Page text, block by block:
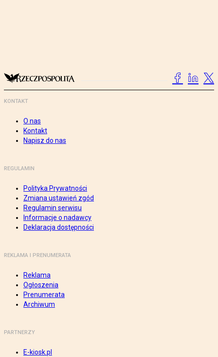
KONTAKT
O nas
Kontakt
Napisz do nas
REGULAMIN
Polityka Prywatności
Zmiana ustawień zgód
Regulamin serwisu
Informacje o nadawcy
Deklaracja dostępności
REKLAMA I PRENUMERATA
Reklama
Ogłoszenia
Prenumerata
Archiwum
PARTNERZY
E-kiosk.pl